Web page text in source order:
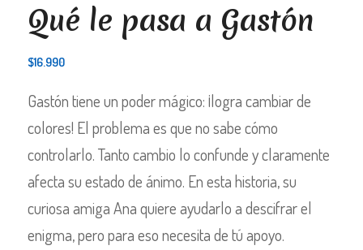
Qué le pasa a Gastón
$16.990
Gastón tiene un poder mágico: ¡logra cambiar de
colores! El problema es que no sabe cómo
controlarlo. Tanto cambio lo confunde y claramente
afecta su estado de ánimo. En esta historia, su
curiosa amiga Ana quiere ayudarlo a descifrar el
enigma, pero para eso necesita de tú apoyo.